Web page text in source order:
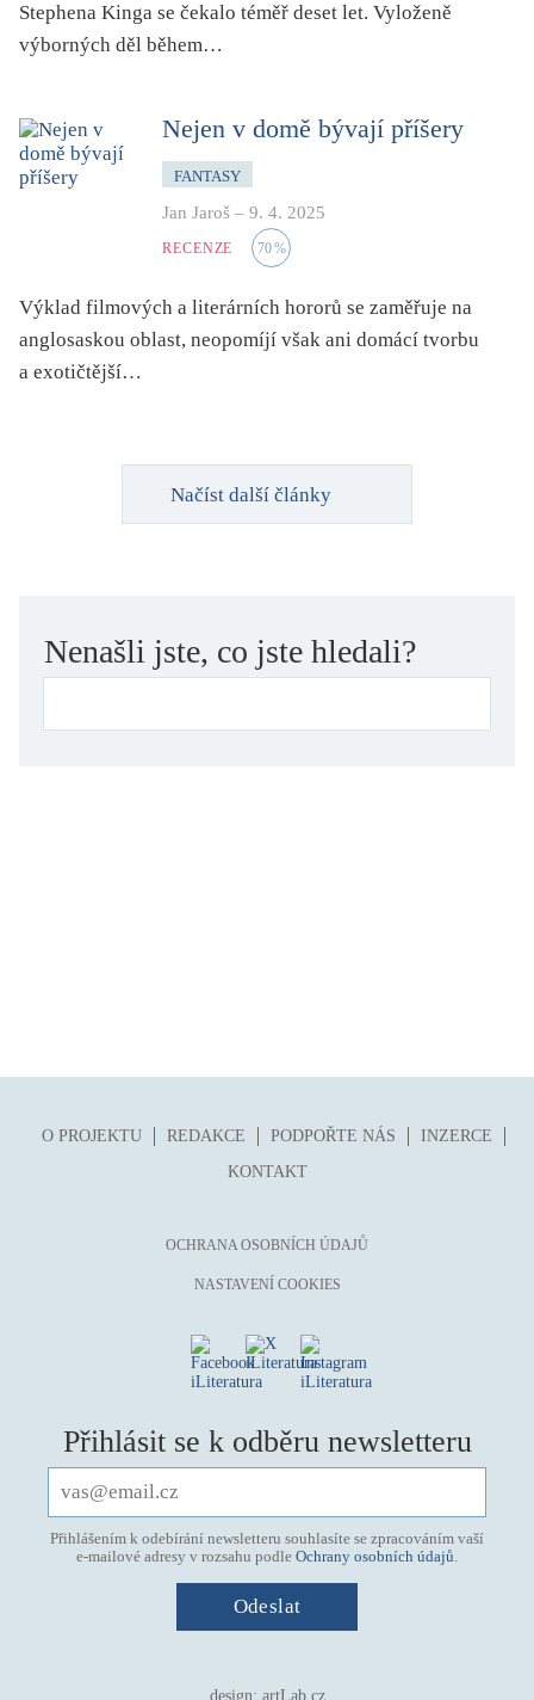
Stephena Kinga se čekalo téměř deset let. Vyloženě
výborných děl během…
Nejen v domě bývají příšery
FANTASY
Jan Jaroš – 9. 4. 2025
RECENZE 70%
Výklad filmových a literárních hororů se zaměřuje na
anglosaskou oblast, neopomíjí však ani domácí tvorbu
a exotičtější…
Načíst další články
Nenašli jste, co jste hledali?
O PROJEKTU REDAKCE PODPOŘTE NÁS
INZERCE
KONTAKT
OCHRANA OSOBNÍCH ÚDAJŮ
NASTAVENÍ COOKIES
Přihlásit se k odběru newsletteru
Přihlášením k odebírání newsletteru souhlasíte se zpracováním vaší
e-mailové adresy v rozsahu podle Ochrany osobních údajů.
design: artLab.cz